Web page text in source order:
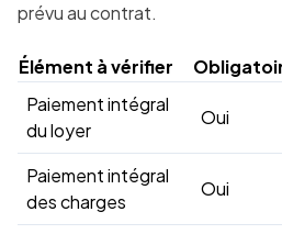
prévu au contrat.
Élément à vérifier
Paiement intégral
du loyer
Oui
Paiement intégral
des charges
Oui